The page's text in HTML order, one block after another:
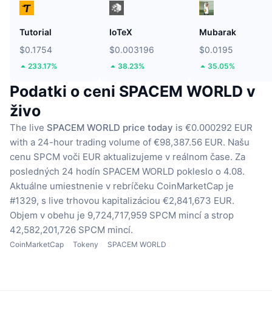
Tutorial
$0.1754
233.17%
IoTeX
$0.003196
38.23%
Mubarak
$0.0195
35.05%
Podatki o ceni SPACEM WORLD v
živo
The live SPACEM WORLD price today is €0.000292 EUR
with a 24-hour trading volume of €98,387.56 EUR. Našu
cenu SPCM voči EUR aktualizujeme v reálnom čase. Za
posledných 24 hodín SPACEM WORLD pokleslo o 4.08.
Aktuálne umiestnenie v rebríčeku CoinMarketCap je
#1329, s live trhovou kapitalizáciou €2,841,673 EUR.
Objem v obehu je 9,724,717,959 SPCM mincí a strop
42,582,201,726 SPCM mincí.
CoinMarketCap Tokeny SPACEM WORLD